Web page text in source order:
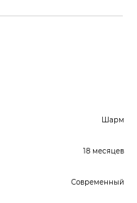
Шарм
18 месяцев
Современный